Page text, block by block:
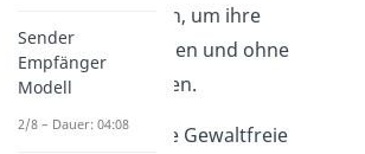
finden, um ihre
Bedürfnisse zu erfüllen und ohne
jemandem zu schaden.
Deshalb ermutigt die Gewaltfreie
Sender
Empfänger
Modell
2/8 – Dauer: 04:08